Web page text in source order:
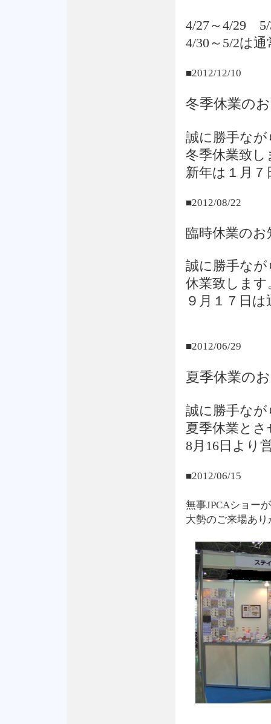
4/27～4/29
4/30～5/2は
■2012/12/10
冬季休業の
誠に勝手なが
冬季休業致し
新年は１月
■2012/08/22
臨時休業のお
誠に勝手なが
休業致します
９月１７日
■2012/06/29
夏季休業の
誠に勝手なが
夏季休業と
8月16日より
■2012/06/15
無事JPCAショー
大勢のご来場あ